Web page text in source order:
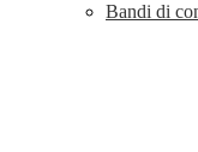
Bandi di